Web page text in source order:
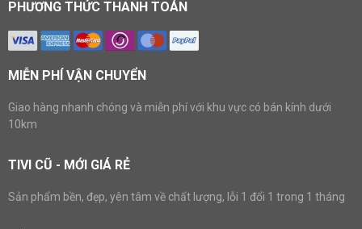
PHƯƠNG THỨC THANH TOÁN
MIỄN PHÍ VẬN CHUYỂN
Giao hàng nhanh chóng và miễn phí với khu vực có bán kính dưới
10km
TIVI CŨ - MỚI GIÁ RẺ
Sản phẩm bền, đẹp, yên tâm về chất lượng, lỗi 1 đổi 1 trong 1 tháng